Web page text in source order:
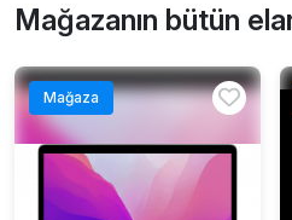
Mağazanın bütün
Mağaza